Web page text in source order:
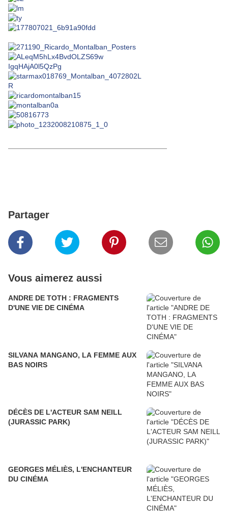
Partager
Vous aimerez aussi
ANDRE DE TOTH : FRAGMENTS
D'UNE VIE DE CINÉMA
SILVANA MANGANO, LA FEMME AUX
BAS NOIRS
DÉCÈS DE L'ACTEUR SAM NEILL
(JURASSIC PARK)
GEORGES MÉLIÈS, L'ENCHANTEUR
DU CINÉMA